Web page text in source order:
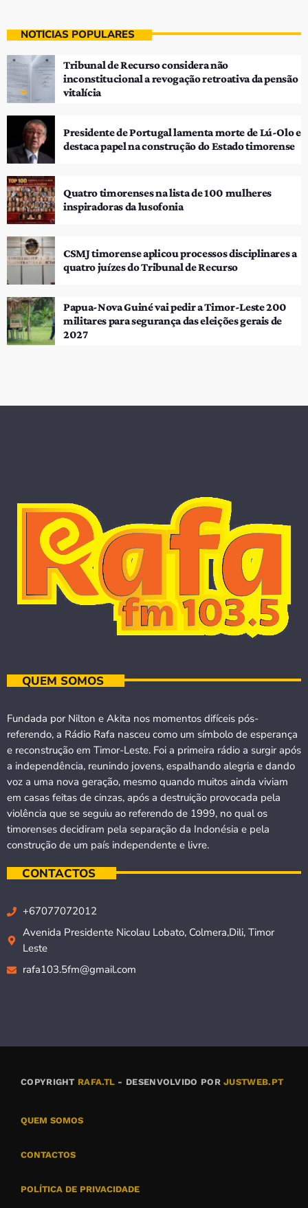
NOTÍCIAS POPULARES
Tribunal de Recurso considera não
inconstitucional a revogação retroativa da pensão
vitalícia
Presidente de Portugal lamenta morte de Lú-Olo e
destaca papel na construção do Estado timorense
Quatro timorenses na lista de 100 mulheres
inspiradoras da lusofonia
CSMJ timorense aplicou processos disciplinares a
quatro juízes do Tribunal de Recurso
Papua-Nova Guiné vai pedir a Timor-Leste 200
militares para segurança das eleições gerais de
2027
QUEM SOMOS
Fundada por Nilton e Akita nos momentos difíceis pós-
referendo, a Rádio Rafa nasceu como um símbolo de esperança
e reconstrução em Timor-Leste. Foi a primeira rádio a surgir após
a independência, reunindo jovens, espalhando alegria e dando
voz a uma nova geração, mesmo quando muitos ainda viviam
em casas feitas de cinzas, após a destruição provocada pela
violência que se seguiu ao referendo de 1999, no qual os
timorenses decidiram pela separação da Indonésia e pela
construção de um país independente e livre.
CONTACTOS
+67077072012
Avenida Presidente Nicolau Lobato, Colmera,Dili, Timor
Leste
rafa103.5fm@gmail.com
COPYRIGHT RAFA.TL - DESENVOLVIDO PORJUSTWEB.PT
QUEM SOMOS
CONTACTOS
POLÍTICA DE PRIVACIDADE